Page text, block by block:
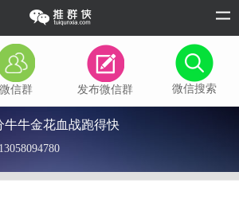
微信群 发布微信群 微信搜索
牛牛金花血战跑得快
13058094780